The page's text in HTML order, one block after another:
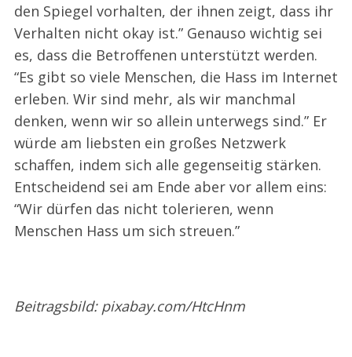
den Spiegel vorhalten, der ihnen zeigt, dass ihr
Verhalten nicht okay ist.” Genauso wichtig sei
es, dass die Betroffenen unterstützt werden.
“Es gibt so viele Menschen, die Hass im Internet
erleben. Wir sind mehr, als wir manchmal
denken, wenn wir so allein unterwegs sind.” Er
würde am liebsten ein großes Netzwerk
schaffen, indem sich alle gegenseitig stärken.
Entscheidend sei am Ende aber vor allem eins:
“Wir dürfen das nicht tolerieren, wenn
Menschen Hass um sich streuen.”
Beitragsbild: pixabay.com/HtcHnm